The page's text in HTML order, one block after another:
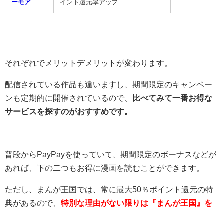
ーモア イント還元率アップ
それぞれでメリットデメリットが変わります。
配信されている作品も違いますし、期間限定のキャンペー
ンも定期的に開催されているので、
比べてみて一番お得な
サービスを探すのがおすすめです。
普段からPayPayを使っていて、期間限定のボーナスなどが
あれば、下の二つもお得に漫画を読むことができます。
ただし、まんが王国では、常に最大50％ポイント還元の特
典があるので、 特別な理由がない限りは『まんが王国』を